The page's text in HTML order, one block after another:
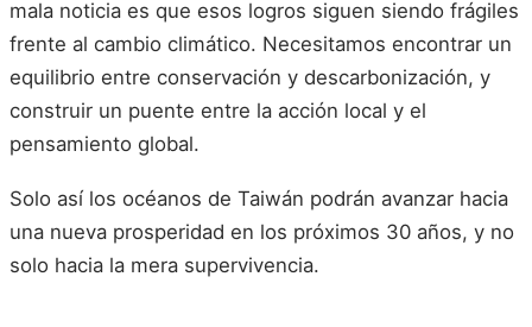
mala noticia es que esos logros siguen siendo frágiles
frente al cambio climático. Necesitamos encontrar un
equilibrio entre conservación y descarbonización, y
construir un puente entre la acción local y el
pensamiento global.
Solo así los océanos de Taiwán podrán avanzar hacia
una nueva prosperidad en los próximos 30 años, y no
solo hacia la mera supervivencia.